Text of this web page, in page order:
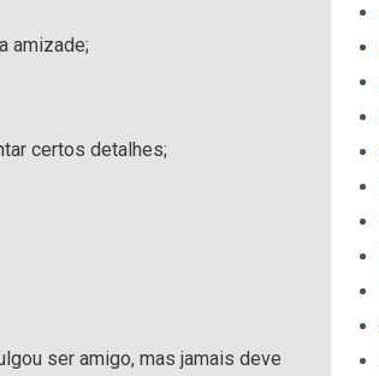
amizade;
certos detalhes;
ser amigo, mas jamais deve